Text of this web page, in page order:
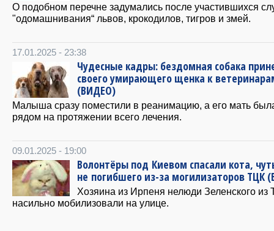
О подобном перечне задумались после участившихся
"одомашнивания“ львов, крокодилов, тигров и змей.
17.01.2025 - 23:38
Чудесные кадры: бездомная собака
своего умирающего щенка к
(ВИДЕО)
Малыша сразу поместили в реанимацию, а его мать
рядом на протяжении всего лечения.
09.01.2025 - 19:00
Волонтёры под Киевом спасали кота,
не погибшего из-за могилизаторов ТЦК
Хозяина из Ирпеня нелюди Зеленского из
насильно мобилизовали на улице.